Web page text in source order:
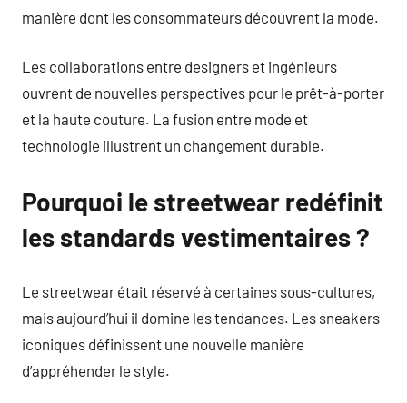
manière dont les consommateurs découvrent la mode.
Les collaborations entre designers et ingénieurs
ouvrent de nouvelles perspectives pour le prêt-à-porter
et la haute couture. La fusion entre mode et
technologie illustrent un changement durable.
Pourquoi le streetwear redéfinit
les standards vestimentaires ?
Le streetwear était réservé à certaines sous-cultures,
mais aujourd’hui il domine les tendances. Les sneakers
iconiques définissent une nouvelle manière
d’appréhender le style.